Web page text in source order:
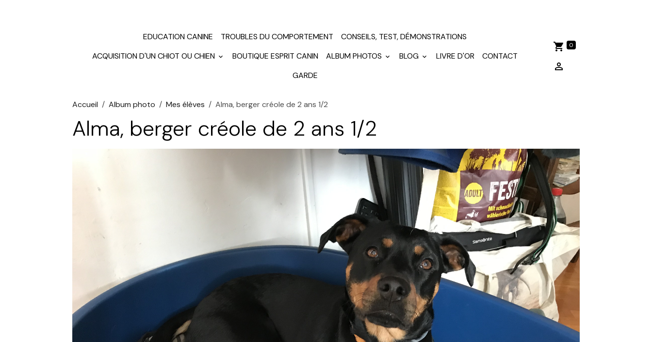
EDUCATION CANINE TROUBLES DU COMPORTEMENT
CONSEILS, TEST, DÉMONSTRATIONS
ACQUISITION D'UN CHIOT OU CHIEN
BOUTIQUE ESPRIT CANIN ALBUM PHOTOS BLOG LIVRE D'OR
CONTACT
GARDE
0
Accueil Album photo Mes élèves Alma, berger créole de 2 ans 1/2
Alma, berger créole de 2 ans 1/2